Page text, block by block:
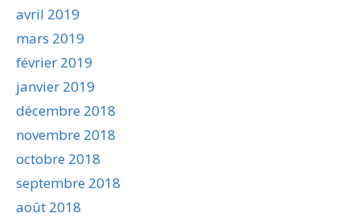
avril 2019
mars 2019
février 2019
janvier 2019
décembre 2018
novembre 2018
octobre 2018
septembre 2018
août 2018